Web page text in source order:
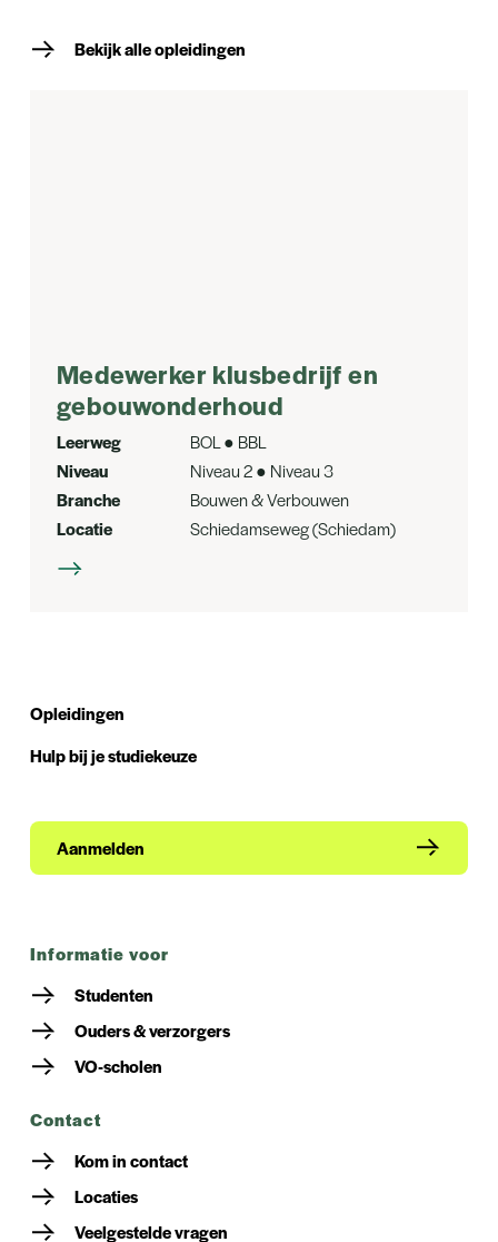
Bekijk alle opleidingen
Medewerker klusbedrijf en
gebouwonderhoud
Leerweg
BOL ● BBL
Niveau
Niveau 2 ● Niveau 3
Branche
Bouwen & Verbouwen
Locatie
Schiedamseweg (Schiedam)
Opleidingen
Hulp bij je studiekeuze
Aanmelden
informatie voor
Studenten
Ouders & verzorgers
VO-scholen
contact
Kom in contact
Locaties
Veelgestelde vragen